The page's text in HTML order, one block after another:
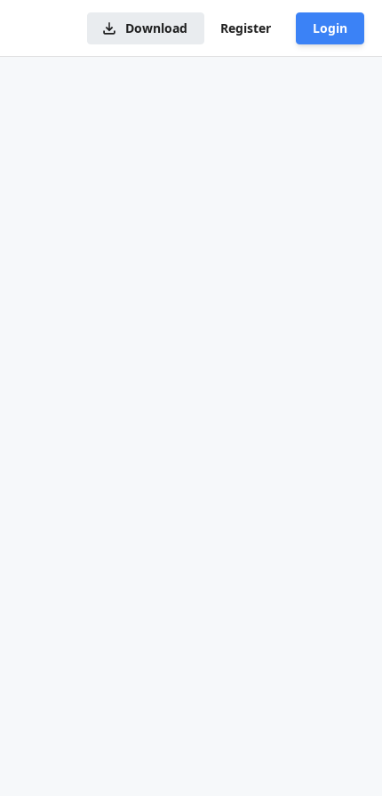
Download Register Login